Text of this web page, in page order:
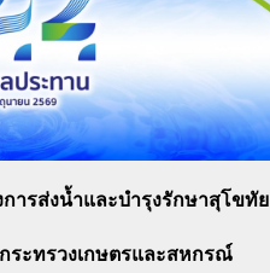
ารส่งน้ำและบำรุงรักษาสุโขทัย
ะทรวงเกษตรและสหกรณ์